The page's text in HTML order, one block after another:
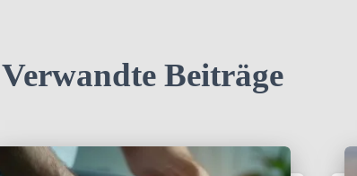
Verwandte Beiträge